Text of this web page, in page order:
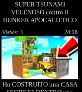
SUPER TSUNAMI
VELENOSO contro il
BUNKER APOCALITTICO
più SICURO!
Ho COSTRUITO una CASA
24:18
Views: 3